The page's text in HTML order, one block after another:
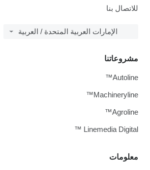
للاتصال بنا
الإمارات العربية المتحدة / العربية
معلومات
مشروعاتنا
Autoline™
Machineryline™
Agroline™
Linemedia Digital ™